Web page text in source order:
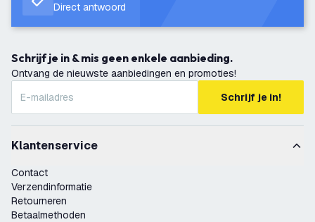
Direct antwoord
Schrijf je in & mis geen enkele aanbieding.
Ontvang de nieuwste aanbiedingen en promoties!
Schrijf je in!
Klantenservice
Contact
Verzendinformatie
Retourneren
Betaalmethoden